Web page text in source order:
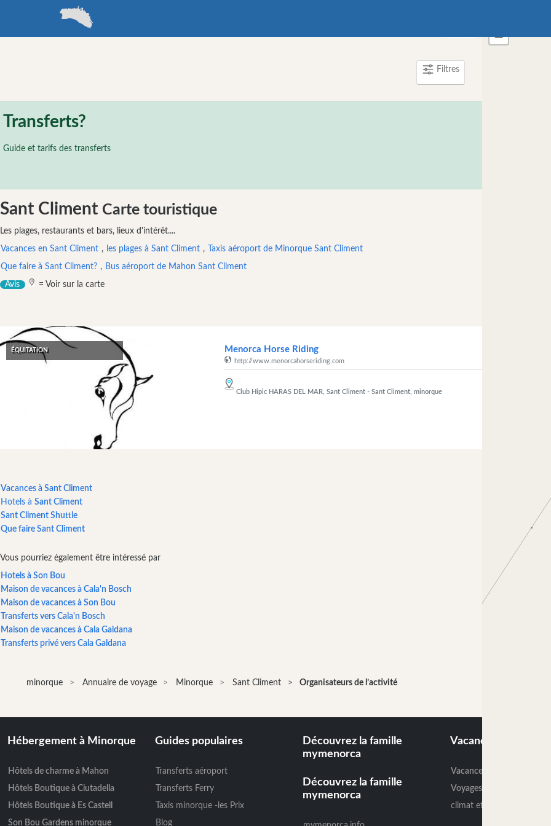
de
plongée
Sport
Parcs
aquatiques
et
boisson
pour
et
petits
Musique
live
Club
Terrazas
de
et
de
plage
Shopping
Transfert
Annuaire de voyage
Filtres
Transferts?
Guide et tarifs des transferts
Sant Climent Carte touristique
Les plages, restaurants et bars, lieux d'intérêt....
Vacances en Sant Climent , les plages à Sant Climent , Taxis aéroport de Minorque Sant Climent
Que faire à Sant Climent? , Bus aéroport de Mahon Sant Climent
Avis = Voir sur la carte
ÉQUITATION Menorca Horse Riding
http://www.menorcahorseriding.com
Club Hipic HARAS DEL MAR, Sant Climent - Sant Climent, minorque
Vacances à Sant Climent
Hotels à Sant Climent
Sant Climent Shuttle
Que faire Sant Climent
Vous pourriez également être intéressé par
Hotels à Son Bou
Maison de vacances à Cala'n Bosch
Maison de vacances à Son Bou
Transferts vers Cala'n Bosch
Maison de vacances à Cala Galdana
Transferts privé vers Cala Galdana
minorque Annuaire de voyage Minorque Sant Climent Organisateurs de l’activité
Hébergement à Minorque
Hôtels de charme à Mahon
Hôtels Boutique à Ciutadella
Hôtels Boutique à Es Castell
Son Bou Gardens minorque
Guides populaires
Transferts aéroport
Transferts Ferry
Taxis minorque -les Prix
Blog
Découvrez la famille
mymenorca
Découvrez la famille
mymenorca
Vacances en
Vacances minorque
Voyages Cala Galdana
climat et meteo minorque
−